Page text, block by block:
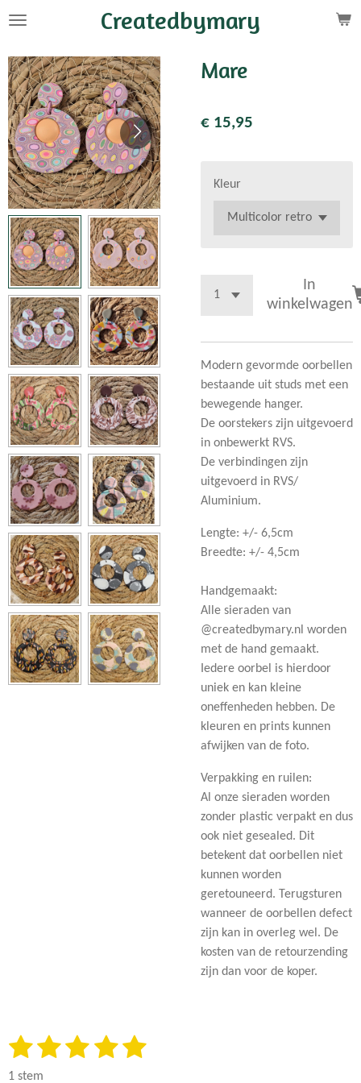
Ga
naar
de
hoofdinhoud
Createdbymary
Mare
€ 15,95
Kleur
In
winkelwagen
Modern gevormde oorbellen
bestaande uit studs met een
bewegende hanger.
De oorstekers zijn uitgevoerd
in onbewerkt RVS.
De verbindingen zijn
uitgevoerd in RVS/
Aluminium.
Lengte: +/- 6,5cm
Breedte: +/- 4,5cm
Handgemaakt:
Alle sieraden van
@createdbymary.nl worden
met de hand gemaakt.
Iedere oorbel is hierdoor
uniek en kan kleine
oneffenheden hebben. De
kleuren en prints kunnen
afwijken van de foto.
Verpakking en ruilen:
Al onze sieraden worden
zonder plastic verpakt en dus
ook niet gesealed. Dit
betekent dat oorbellen niet
kunnen worden
geretouneerd. Terugsturen
wanneer de oorbellen defect
zijn kan in overleg wel. De
kosten van de retourzending
zijn dan voor de koper.
R
1
s
2
s
3
4
5
S
1 stem